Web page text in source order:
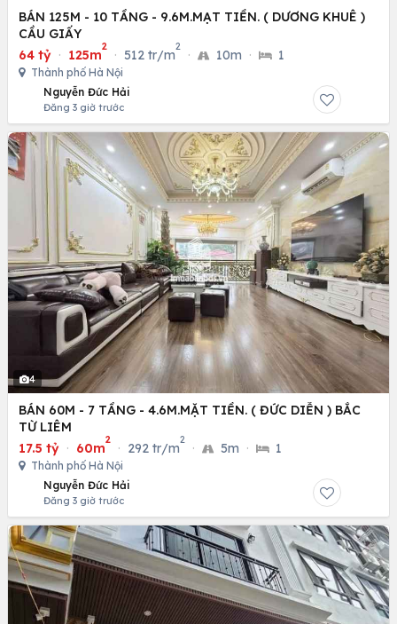
BÁN 125M - 10 TẦNG - 9.6M.MẠT TIỀN. ( DƯƠNG KHUÊ )
CẦU GIẤY
64 tỷ · 125m
2
· 512 tr/m
2
· 10m · 1
Thành phố Hà Nội
Nguyễn Đức Hải
Đăng 3 giờ trước
4
BÁN 60M - 7 TẦNG - 4.6M.MẶT TIỀN. ( ĐỨC DIỄN ) BẮC
TỪ LIÊM
17.5 tỷ · 60m
2
· 292 tr/m
2
· 5m · 1
Thành phố Hà Nội
Nguyễn Đức Hải
Đăng 3 giờ trước